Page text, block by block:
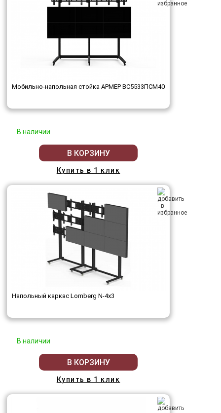
Мобильно-напольная стойка АРМЕР ВС5533ПСМ40
В наличии
В КОРЗИНУ
Купить в 1 клик
Напольный каркас Lomberg N-4х3
В наличии
В КОРЗИНУ
Купить в 1 клик